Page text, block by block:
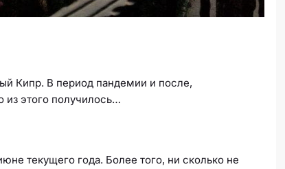
Кипр. В период пандемии и после,
из этого получилось…
текущего года. Более того, ни сколько не